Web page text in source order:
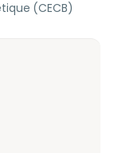
(CECB)